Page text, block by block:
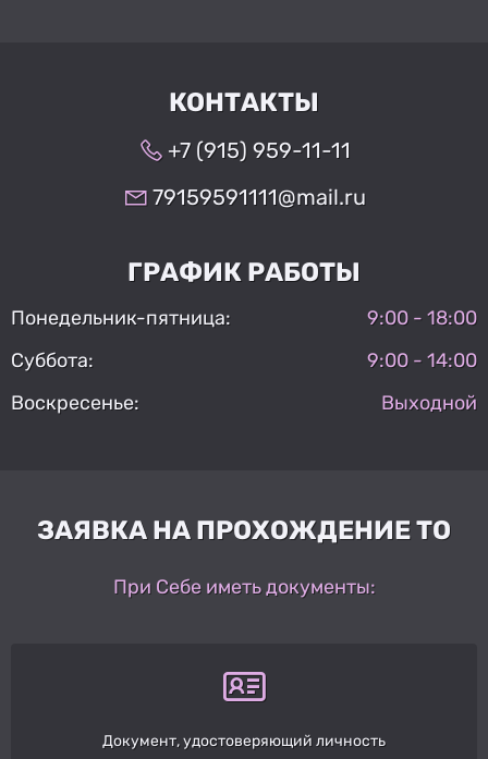
КОНТАКТЫ
+7 (915) 959-11-11
79159591111@mail.ru
ГРАФИК РАБОТЫ
Понедельник-пятница:
9:00 - 18:00
Суббота:
9:00 - 14:00
Воскресенье:
Выходной
ЗАЯВКА НА ПРОХОЖДЕНИЕ ТО
При Себе иметь документы:
Документ, удостоверяющий личность